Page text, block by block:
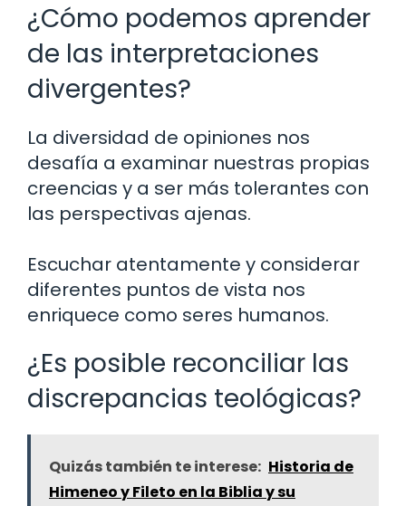
¿Cómo podemos aprender
de las interpretaciones
divergentes?
La diversidad de opiniones nos
desafía a examinar nuestras propias
creencias y a ser más tolerantes con
las perspectivas ajenas.
Escuchar atentamente y considerar
diferentes puntos de vista nos
enriquece como seres humanos.
¿Es posible reconciliar las
discrepancias teológicas?
Quizás también te interese: Historia de
Himeneo y Fileto en la Biblia y su